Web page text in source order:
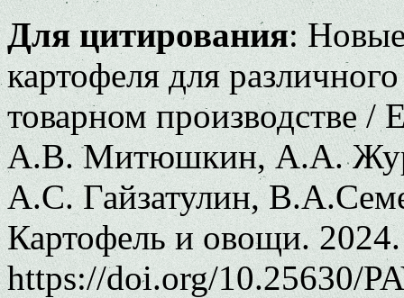
Для цитирования:
картофеля для
товарном производстве
А.В. Митюшкин, А.А.
А.С. Гайзатулин,
Картофель и овощи.
https://doi.org/10.25630/